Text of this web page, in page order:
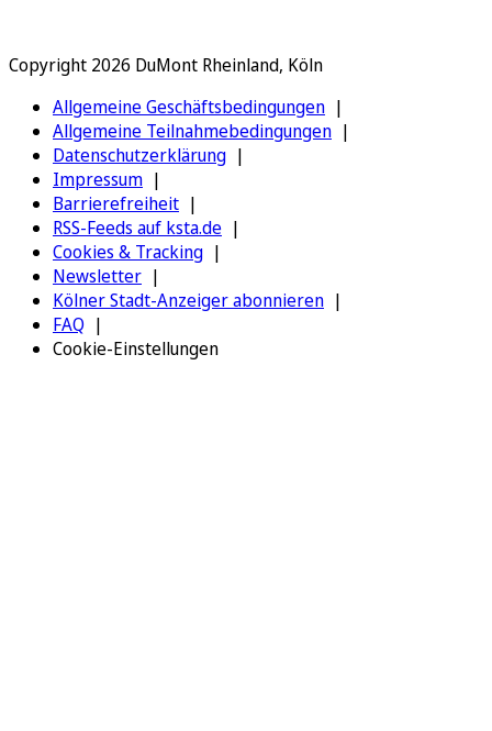
Copyright 2026 DuMont Rheinland, Köln
Allgemeine Geschäftsbedingungen
Allgemeine Teilnahmebedingungen
Datenschutzerklärung
Impressum
Barrierefreiheit
RSS-Feeds auf ksta.de
Cookies & Tracking
Newsletter
Kölner Stadt-Anzeiger abonnieren
FAQ
Cookie-Einstellungen